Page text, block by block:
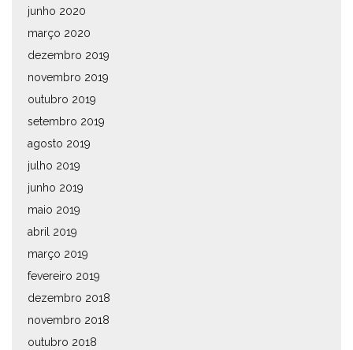
junho 2020
março 2020
dezembro 2019
novembro 2019
outubro 2019
setembro 2019
agosto 2019
julho 2019
junho 2019
maio 2019
abril 2019
março 2019
fevereiro 2019
dezembro 2018
novembro 2018
outubro 2018